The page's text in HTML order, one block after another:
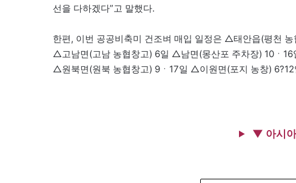
선을 다하겠다”고 말했다.
한편, 이번 공공비축미 건조벼 매입 일정은 △태안읍(평천
△고남면(고남 농협창고) 6일 △남면(몽산포 주차장) 10ㆍ
△원북면(원북 농협창고) 9ㆍ17일 △이원면(포지 농창) 6?12
▼ 아시